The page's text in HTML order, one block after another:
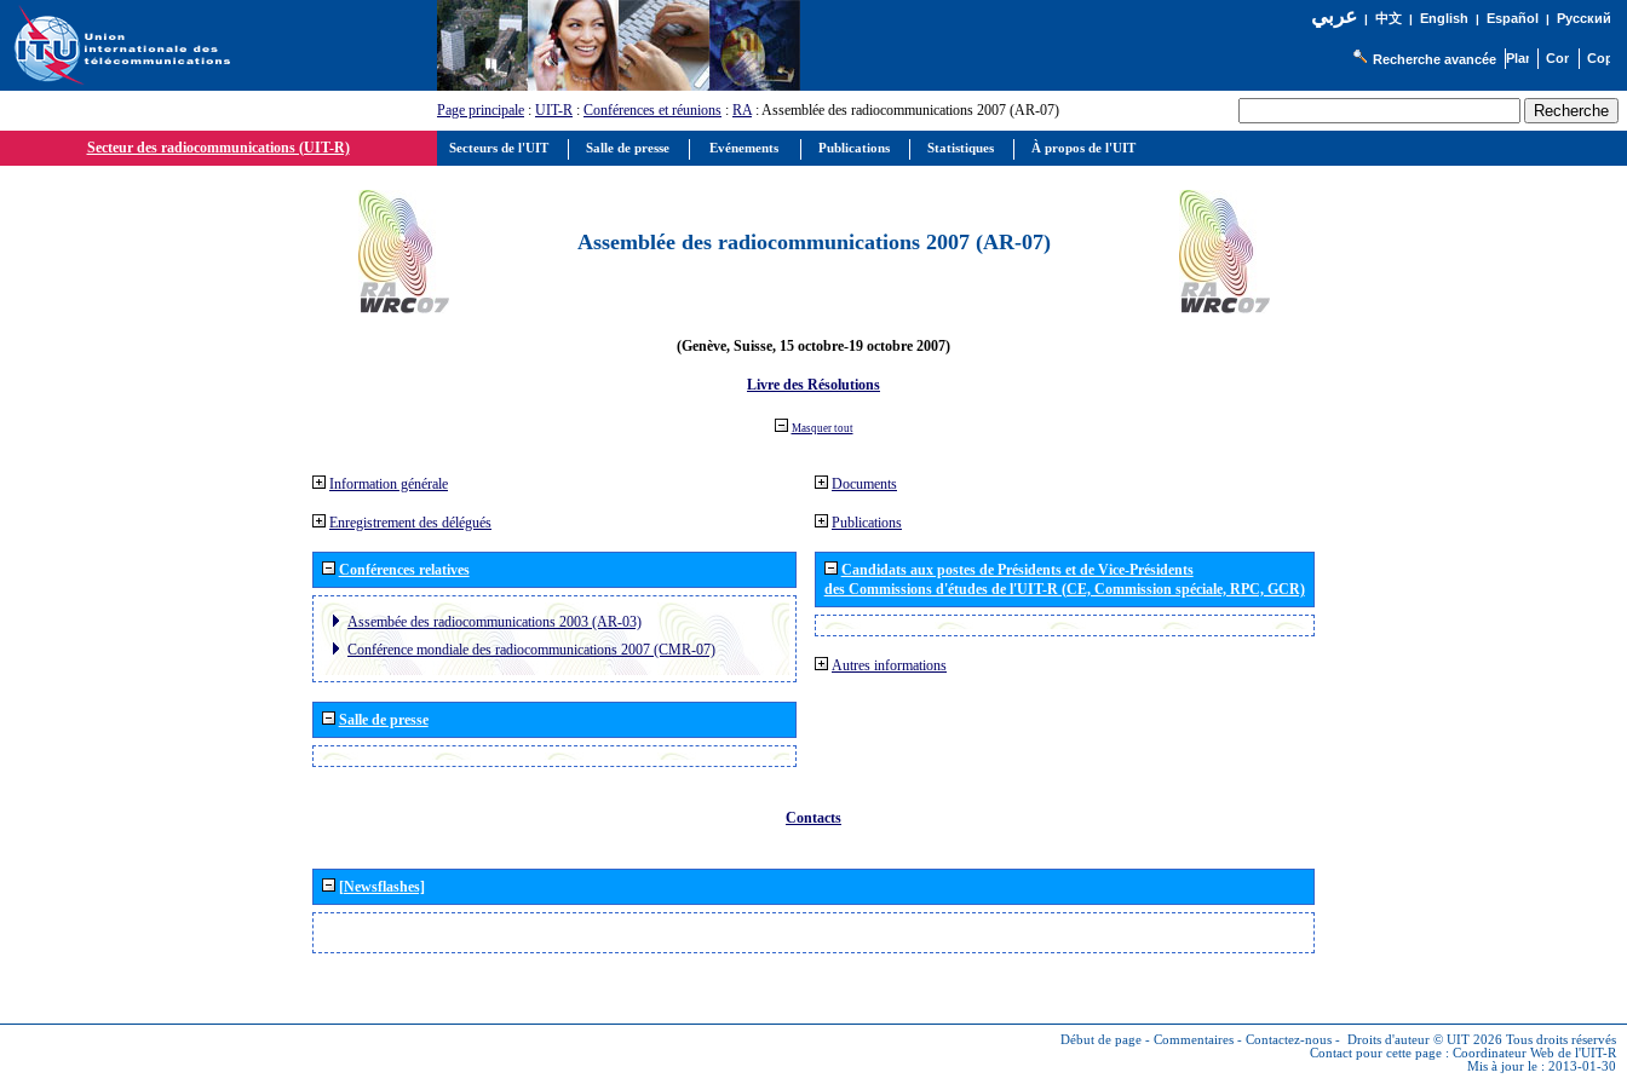
عربي| 中文| English | Español | Русский
Recherche avancée
Page principale : UIT-R : Conférences et réunions : RA: Assemblée des radiocommunications 2007 (AR-07)
Secteur des radiocommunications (UIT-R)
Assemblée des radiocommunications 2007 (AR-07)
(Genève, Suisse, 15 octobre-19 octobre 2007)
Livre des Résolutions
Masquer tout
Information générale
Enregistrement des délégués
Conférences relatives
Assembée des radiocommunications 2003 (AR-03)
Conférence mondiale des radiocommunications 2007 (CMR-07)
Salle de presse
Documents
Publications
Candidats aux postes de Présidents et de Vice-Présidents
des Commissions d'études de l'UIT-R (CE, Commission spéciale, RPC, GCR)
Autres informations
Contacts
[Newsflashes]
Début de page - Commentaires - Contactez-nous - Droits d'auteur © UIT 2026 Tous droits réservés
Contact pour cette page : Coordinateur Web de l'UIT-R
Mis à jour le : 2013-01-30
Secteurs de l'UIT Salle de presse Evénements Publications Statistiques À propos de l'UIT